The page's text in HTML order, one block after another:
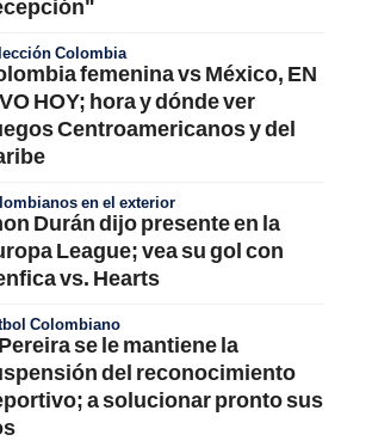
Colombia
femenina vs México, EN
HOY; hora y dónde ver
Centroamericanos y del
en el exterior
Durán dijo presente en la
League; vea su gol con
vs. Hearts
Colombiano
se le mantiene la
del reconocimiento
a solucionar pronto sus